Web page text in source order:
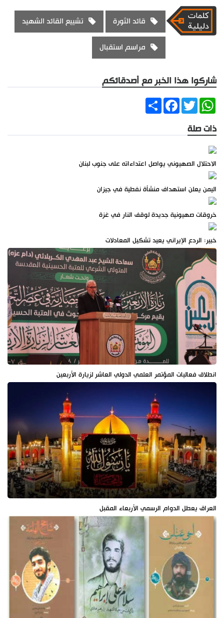
قائد الثورة تشييع القائد الشهيد
مراسم استقبال
شاركوا هذا الخبر مع أصدقائكم
ShareFacebookTwitter
WhatsApp
ذات صلة
الاحتلال الصهيوني يواصل اعتداءاته على جنوب لبنان
اليمن يعلن استهداف منشأة نفطية في جيزان
خروقات صهيونية جديدة لوقف النار في غزة
خبير: الردع الإيراني يعيد تشكيل المعادلات
انطلاق فعاليات المؤتمر العلمي الدولي العاشر لزيارة الأربعين
العراق يعطل الدوام الرسمي الأربعاء المقبل